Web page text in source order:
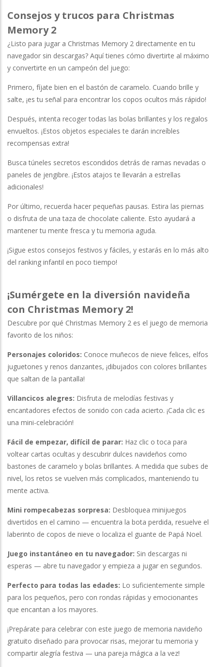
Consejos y trucos para Christmas
Memory 2
¿Listo para jugar a Christmas Memory 2 directamente en tu
navegador sin descargas? Aquí tienes cómo divertirte al máximo
y convertirte en un campeón del juego:
Primero, fíjate bien en el bastón de caramelo. Cuando brille y
salte, ¡es tu señal para encontrar los copos ocultos más rápido!
Después, intenta recoger todas las bolas brillantes y los regalos
envueltos. ¡Estos objetos especiales te darán increíbles
recompensas extra!
Busca túneles secretos escondidos detrás de ramas nevadas o
paneles de jengibre. ¡Estos atajos te llevarán a estrellas
adicionales!
Por último, recuerda hacer pequeñas pausas. Estira las piernas
o disfruta de una taza de chocolate caliente. Esto ayudará a
mantener tu mente fresca y tu memoria aguda.
¡Sigue estos consejos festivos y fáciles, y estarás en lo más alto
del ranking infantil en poco tiempo!
¡Sumérgete en la diversión navideña
con Christmas Memory 2!
Descubre por qué Christmas Memory 2 es el juego de memoria
favorito de los niños:
Personajes coloridos: Conoce muñecos de nieve felices, elfos
juguetones y renos danzantes, ¡dibujados con colores brillantes
que saltan de la pantalla!
Villancicos alegres: Disfruta de melodías festivas y
encantadores efectos de sonido con cada acierto. ¡Cada clic es
una mini-celebración!
Fácil de empezar, difícil de parar: Haz clic o toca para
voltear cartas ocultas y descubrir dulces navideños como
bastones de caramelo y bolas brillantes. A medida que subes de
nivel, los retos se vuelven más complicados, manteniendo tu
mente activa.
Mini rompecabezas sorpresa: Desbloquea minijuegos
divertidos en el camino — encuentra la bota perdida, resuelve el
laberinto de copos de nieve o localiza el guante de Papá Noel.
Juego instantáneo en tu navegador: Sin descargas ni
esperas — abre tu navegador y empieza a jugar en segundos.
Perfecto para todas las edades: Lo suficientemente simple
para los pequeños, pero con rondas rápidas y emocionantes
que encantan a los mayores.
¡Prepárate para celebrar con este juego de memoria navideño
gratuito diseñado para provocar risas, mejorar tu memoria y
compartir alegría festiva — una pareja mágica a la vez!